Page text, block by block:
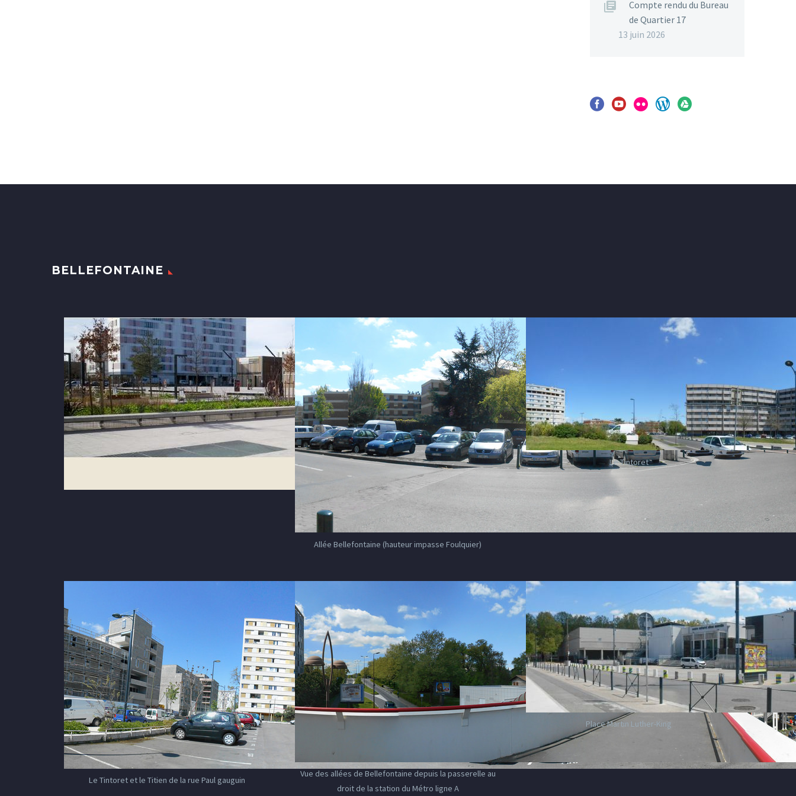
Compte rendu du Bureau
de Quartier 17
13 juin 2026
BELLEFONTAINE
Allée Bellefontaine (hauteur impasse Foulquier)
Le Tintoret
Le Tintoret et le Titien de la rue Paul gauguin
Vue des allées de Bellefontaine depuis la passerelle au
droit de la station du Métro ligne A
Place Martin Luther-King